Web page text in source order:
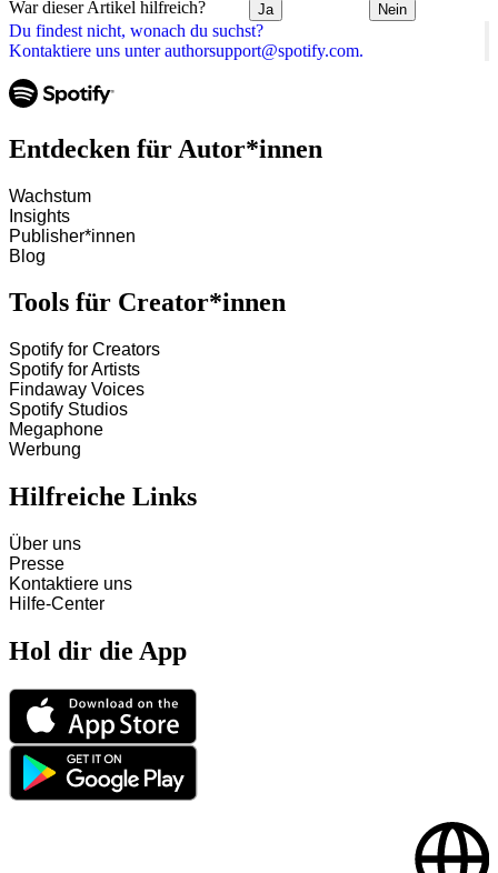
Du findest nicht, wonach du suchst?
Kontaktiere uns unter authorsupport@spotify.com.
War dieser Artikel hilfreich? Ja Nein
Entdecken für Autor*innen
Wachstum
Insights
Publisher*innen
Blog
Tools für Creator*innen
Spotify for Creators
Spotify for Artists
Findaway Voices
Spotify Studios
Megaphone
Werbung
Hilfreiche Links
Über uns
Presse
Kontaktiere uns
Hilfe-Center
Hol dir die App